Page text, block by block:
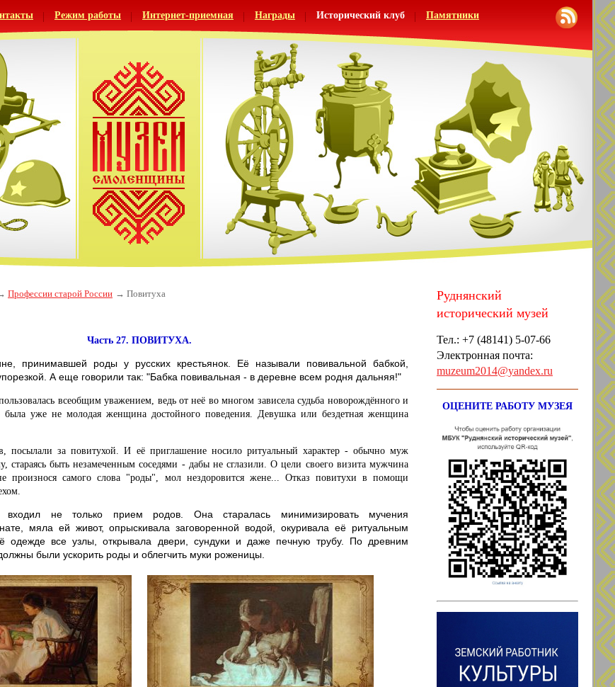
Режим работы Интернет-приемная Награды Исторический клуб Памятники
Профессии старой России Повитуха
Часть 27. ПОВИТУХА.
принимавшей роды у русских крестьянок. Её называли повивальной бабкой,
А еще говорили так: "Бабка повивальная - в деревне всем родня дальняя!"
всеобщим уважением, ведь от неё во многом зависела судьба новорождённого и
уже не молодая женщина достойного поведения. Девушка или бездетная женщина
посылали за повитухой. И её приглашение носило ритуальный характер - обычно муж
стараясь быть незамеченным соседями - дабы не сглазили. О цели своего визита мужчина
произнося самого слова "роды", мол нездоровится жене... Отказ повитухи в помощи
входил не только прием родов. Она старалась минимизировать мучения
мяла ей живот, опрыскивала заговоренной водой, окуривала её ритуальным
одежде все узлы, открывала двери, сундуки и даже печную трубу. По древним
были ускорить роды и облегчить муки роженицы.
Руднянский
исторический музей
Тел.: +7 (48141) 5-07-66
Электронная почта:
muzeum2014@yandex.ru
ОЦЕНИТЕ РАБОТУ МУЗЕЯ